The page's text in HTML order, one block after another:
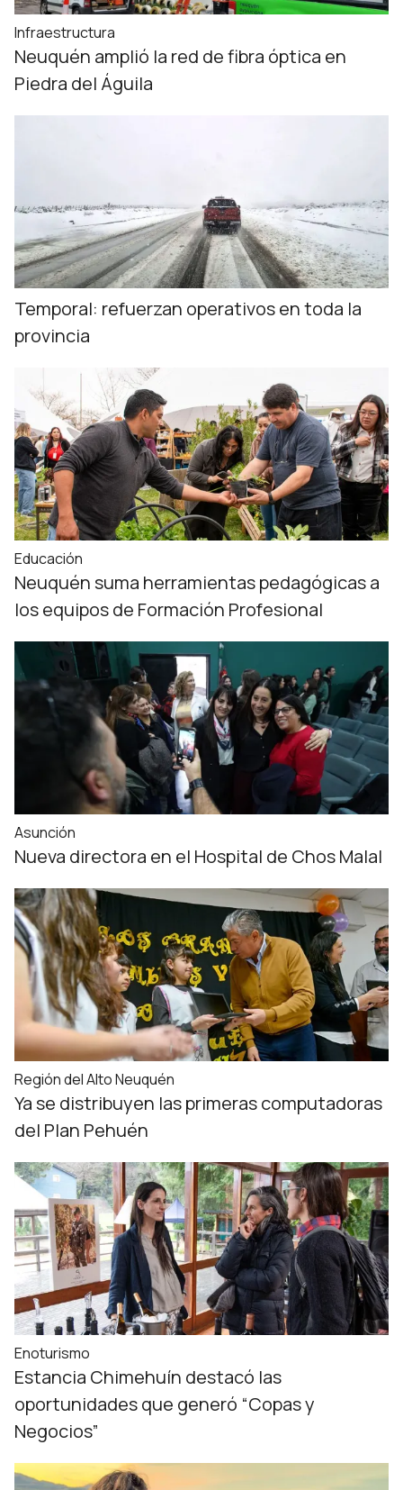
Infraestructura
Neuquén amplió la red de fibra óptica en
Piedra del Águila
Temporal: refuerzan operativos en toda la
provincia
Educación
Neuquén suma herramientas pedagógicas a
los equipos de Formación Profesional
Asunción
Nueva directora en el Hospital de Chos Malal
Región del Alto Neuquén
Ya se distribuyen las primeras computadoras
del Plan Pehuén
Enoturismo
Estancia Chimehuín destacó las
oportunidades que generó “Copas y
Negocios”